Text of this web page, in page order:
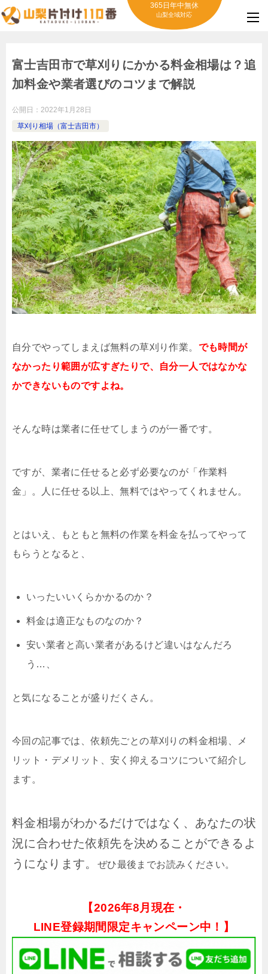
365日年中無休
山梨全域対応
富士吉田市で草刈りにかかる料金相場は？追
加料金や業者選びのコツまで解説
公開日： 2022年1月28日
草刈り相場（富士吉田市）
自分でやってしまえば無料の草刈り作業。 でも時間が
なかったり範囲が広すぎたりで、自分一人ではなかな
かできないものですよね。
そんな時は業者に任せてしまうのが一番です。
ですが、業者に任せると必ず必要なのが「作業料
金」。人に任せる以上、無料ではやってくれません。
とはいえ、もともと無料の作業を料金を払ってやって
もらうとなると、
いったいいくらかかるのか？
料金は適正なものなのか？
安い業者と高い業者があるけど違いはなんだろ
う…、
と気になることが盛りだくさん。
今回の記事では、依頼先ごとの草刈りの料金相場、メ
リット・デメリット、安く抑えるコツについて紹介し
ます。
料金相場がわかるだけではなく、あなたの状
況に合わせた依頼先を決めることができるよ
うになります。
ぜひ最後までお読みください。
【2026年8月現在・
LINE登録期間限定キャンペーン中！】